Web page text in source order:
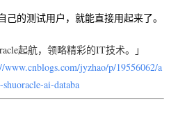
的测试用户，就能直接用起来了。
起航，领略精彩的IT技术。」
www.cnblogs.com/jyzhao/p/19556062/a
ai-databa